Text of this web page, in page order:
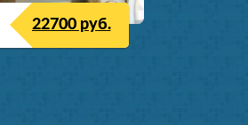
22700 руб.